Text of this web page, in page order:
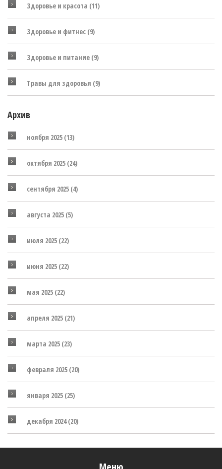
Здоровье и красота (11)
Здоровье и фитнес (9)
Здоровье и питание (9)
Травы для здоровья (9)
Архив
ноября 2025 (13)
октября 2025 (24)
сентября 2025 (4)
августа 2025 (5)
июля 2025 (22)
июня 2025 (22)
мая 2025 (22)
апреля 2025 (21)
марта 2025 (23)
февраля 2025 (20)
января 2025 (25)
декабря 2024(20)